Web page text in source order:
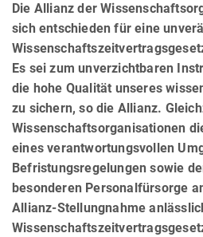
Die Allianz der
sich entschieden für eine
Es sei zum unverzichtbaren
die hohe Qualität unseres
zu sichern, so die Allianz.
Wissenschaftsorganisationen
eines verantwortungsvollen
Befristungsregelungen sowie
besonderen Personalfürsorge
Allianz-Stellungnahme